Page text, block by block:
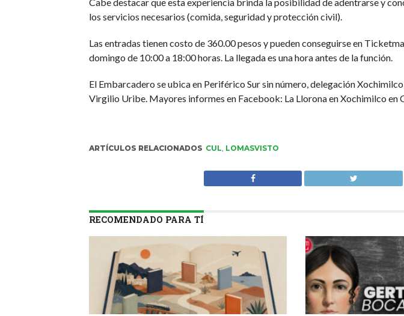
los servicios necesarios (comida, seguridad y protección civil).
Las entradas tienen costo de 360.00 pesos y pueden conseguirse en
domingo de 10:00 a 18:00 horas. La llegada es una hora antes de la función.
El Embarcadero se ubica en Periférico Sur sin número, delegación
Virgilio Uribe. Mayores informes en Facebook: La Llorona en Xochimilco en
ARTÍCULOS RELACIONADOS CUL LOMASVISTO
RECOMENDADO PARA TÍ